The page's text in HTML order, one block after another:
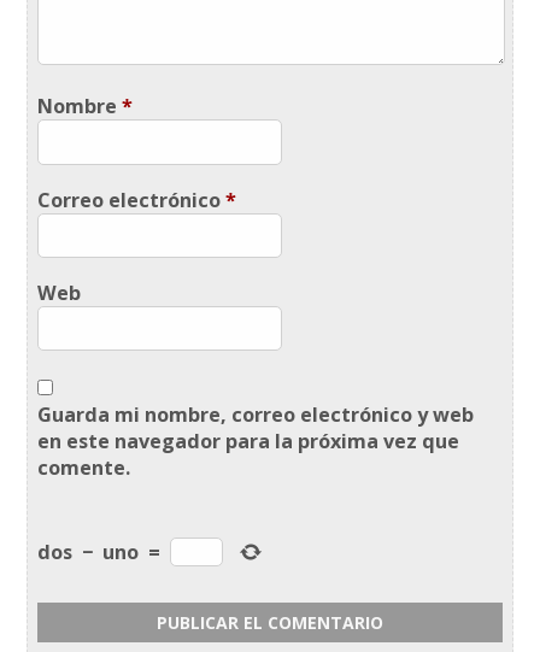
Nombre*
Correo electrónico*
Web
Guarda mi nombre, correo electrónico y web
en este navegador para la próxima vez que
comente.
dos − uno =